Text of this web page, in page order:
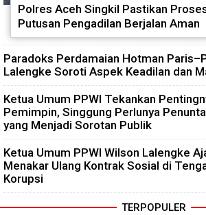
Polres Aceh Singkil Pastikan
Putusan Pengadilan Berjalan Aman
Paradoks Perdamaian Hotman
Lalengke Soroti Aspek Keadilan dan
Ketua Umum PPWI Tekankan
Pemimpin, Singgung Perlunya
yang Menjadi Sorotan Publik
Ketua Umum PPWI Wilson Lalengke
Menakar Ulang Kontrak Sosial di
Korupsi
TERPOPULER